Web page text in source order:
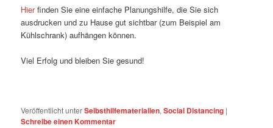
Hierfinden Sie eine einfache Planungshilfe, die Sie sich
ausdrucken und zu Hause gut sichtbar (zum Beispiel am
Kühlschrank) aufhängen können.
Viel Erfolg und bleiben Sie gesund!
Veröffentlicht unterSelbsthilfematerialien,Social Distancing |
Schreibe einen Kommentar